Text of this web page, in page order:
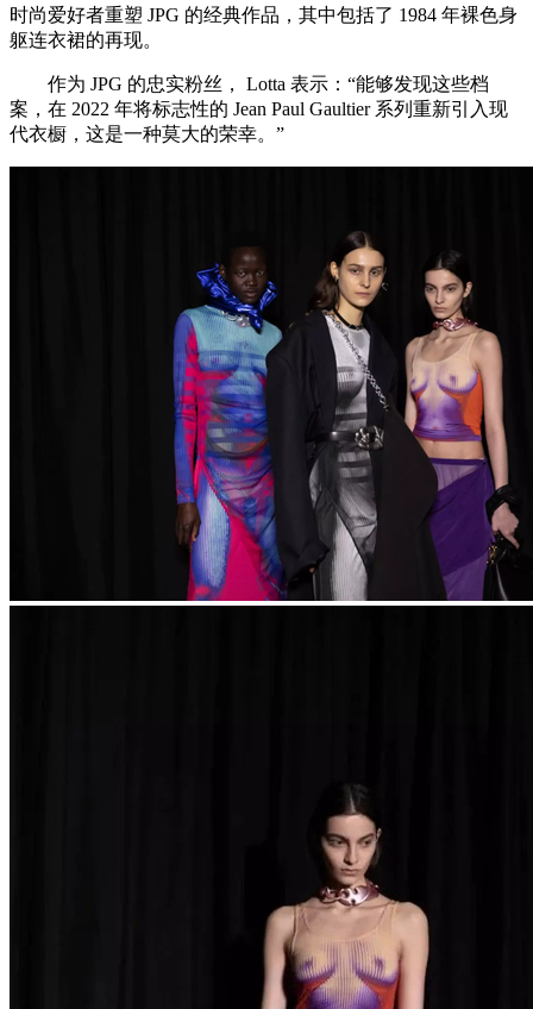
时尚爱好者重塑 JPG 的经典作品，其中包括了 1984 年裸色身
躯连衣裙的再现。
作为 JPG 的忠实粉丝， Lotta 表示：“能够发现这些档
案，在 2022 年将标志性的 Jean Paul Gaultier 系列重新引入现
代衣橱，这是一种莫大的荣幸。”